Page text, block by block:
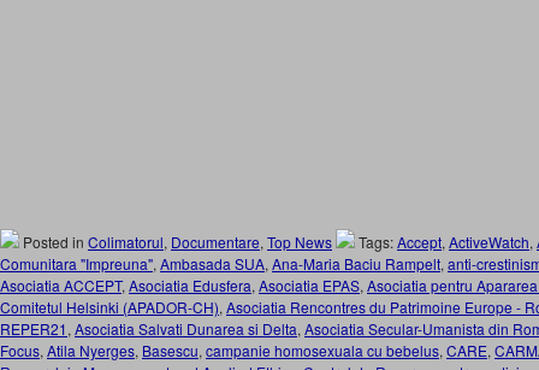
Posted in Colimatorul, Documentare, Top News Tags:Accept, ActiveWatch,
Comunitara "Impreuna", Ambasada SUA, Ana-Maria Baciu Rampelt, anti-
Asociatia ACCEPT, Asociatia Edusfera, Asociatia EPAS, Asociatia pentru
Comitetul Helsinki (APADOR-CH), Asociatia Rencontres du Patrimoine Europe -
REPER21, Asociatia Salvati Dunarea si Delta, Asociatia Secular-Umanista din
Focus, Atila Nyerges, Basescu, campanie homosexuala cu bebelus, CARE,